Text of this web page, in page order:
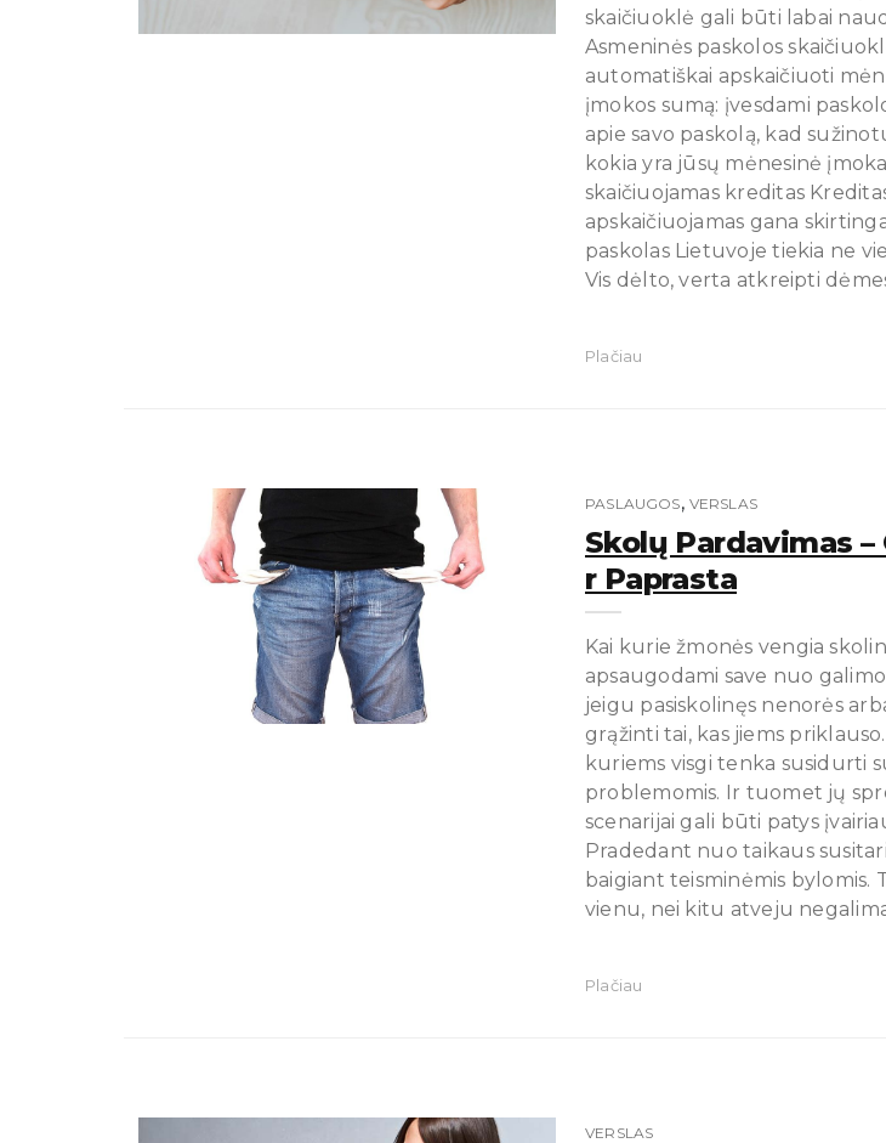
skaičiuoklė gali būti labai
Asmeninės paskolos
automatiškai apskaičiuoti
įmokos sumą: įvesdami
apie savo paskolą, kad
kokia yra jūsų mėnesinė
skaičiuojamas kreditas
apskaičiuojamas gana
paskolas Lietuvoje tiekia ne
Vis dėlto, verta atkreipti
Plačiau
PASLAUGOS, VERSLAS
Skolų Pardavimas –
R Paprasta
Kai kurie žmonės vengia
apsaugodami save nuo
jeigu pasiskolinęs nenorės
grąžinti tai, kas jiems
kuriems visgi tenka susidurti
problemomis. Ir tuomet jų
scenarijai gali būti patys
Pradedant nuo taikaus
baigiant teisminėmis bylomis.
vienu, nei kitu atveju
Plačiau
VERSLAS